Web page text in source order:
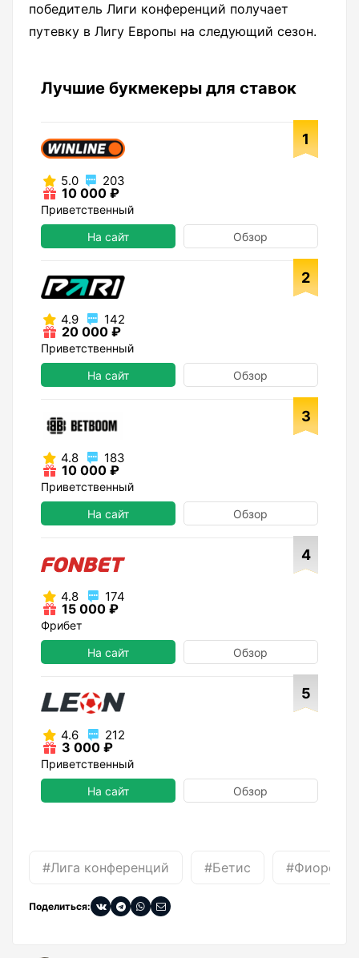
победитель Лиги конференций получает
путевку в Лигу Европы на следующий сезон.
Лучшие букмекеры для ставок
1
5.0 203
10 000 ₽
Приветственный
На сайт
Обзор
2
4.9 142
20 000 ₽
Приветственный
На сайт
Обзор
3
4.8 183
10 000 ₽
Приветственный
На сайт
Обзор
4
4.8 174
15 000 ₽
Фрибет
На сайт
Обзор
5
4.6 212
3 000 ₽
Приветственный
На сайт
Обзор
#Лига конференций #Бетис
Поделиться: